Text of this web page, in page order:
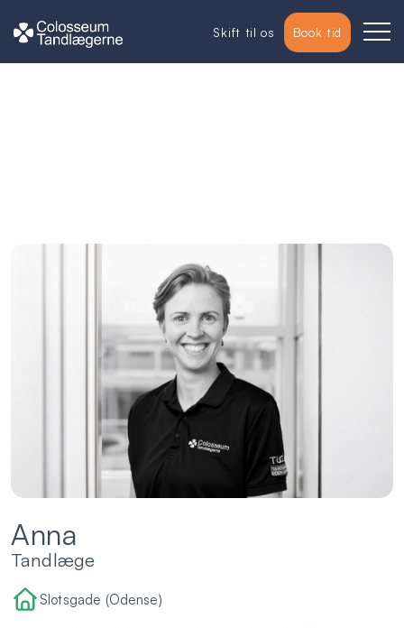
Anna
Tandlæge
Slotsgade (Odense)
Skift til os Book tid